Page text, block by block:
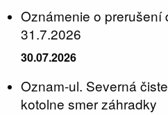
Oznámenie o prerušení
31.7.2026
30.07.2026
Oznam-ul. Severná
kotolne smer záhradky